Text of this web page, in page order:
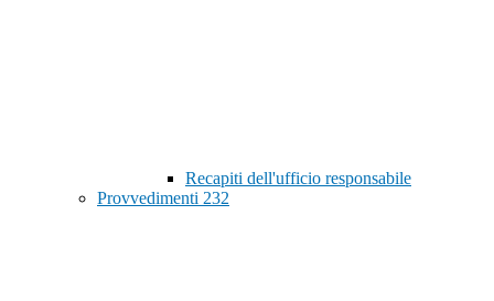
Recapiti dell'ufficio responsabile
Provvedimenti 232